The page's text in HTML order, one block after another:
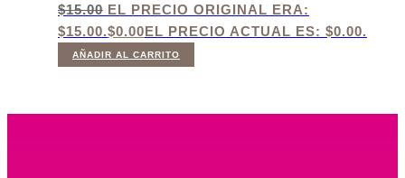
$15.00 EL PRECIO ORIGINAL ERA:
$15.00.$0.00EL PRECIO ACTUAL ES: $0.00.
AÑADIR AL CARRITO